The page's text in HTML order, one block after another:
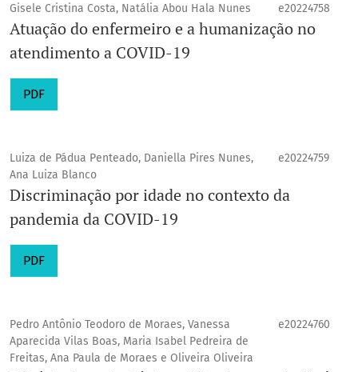
Gisele Cristina Costa, Natália Abou Hala Nunes e20224758
Atuação do enfermeiro e a humanização no
atendimento a COVID-19
PDF
Luiza de Pádua Penteado, Daniella Pires Nunes,
Ana Luiza Blanco
e20224759
Discriminação por idade no contexto da
pandemia da COVID-19
PDF
Pedro Antônio Teodoro de Moraes, Vanessa
Aparecida Vilas Boas, Maria Isabel Pedreira de
Freitas, Ana Paula de Moraes e Oliveira Oliveira
e20224760